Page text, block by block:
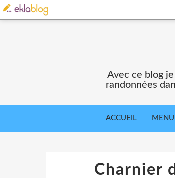
Avec ce blog
randonnées
ACCUEIL MENU
Charnier